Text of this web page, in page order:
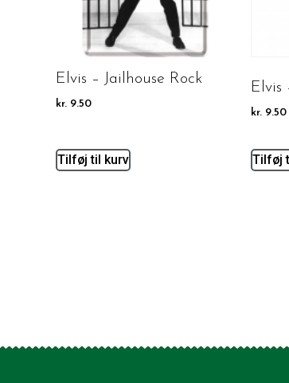
Elvis – Jailhouse Rock
kr. 9.50
Tilføj til kurv
Elvis
kr. 9.50
Tilføj